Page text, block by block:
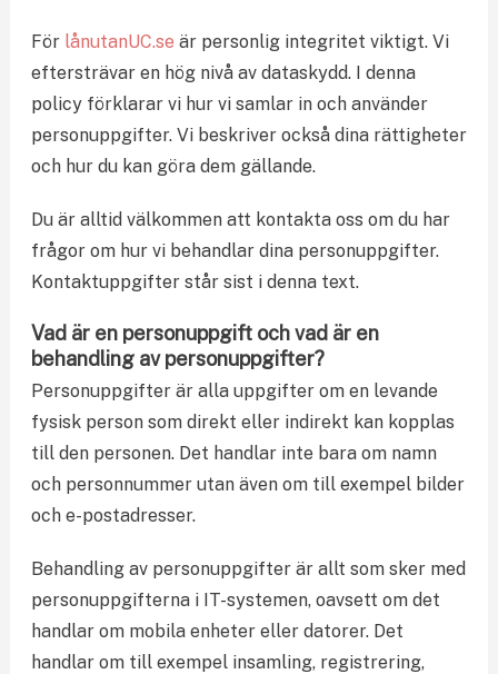
För lånutanUC.se är personlig integritet viktigt. Vi
eftersträvar en hög nivå av dataskydd. I denna
policy förklarar vi hur vi samlar in och använder
personuppgifter. Vi beskriver också dina rättigheter
och hur du kan göra dem gällande.
Du är alltid välkommen att kontakta oss om du har
frågor om hur vi behandlar dina personuppgifter.
Kontaktuppgifter står sist i denna text.
Vad är en personuppgift och vad är en
behandling av personuppgifter?
Personuppgifter är alla uppgifter om en levande
fysisk person som direkt eller indirekt kan kopplas
till den personen. Det handlar inte bara om namn
och personnummer utan även om till exempel bilder
och e-postadresser.
Behandling av personuppgifter är allt som sker med
personuppgifterna i IT-systemen, oavsett om det
handlar om mobila enheter eller datorer. Det
handlar om till exempel insamling, registrering,